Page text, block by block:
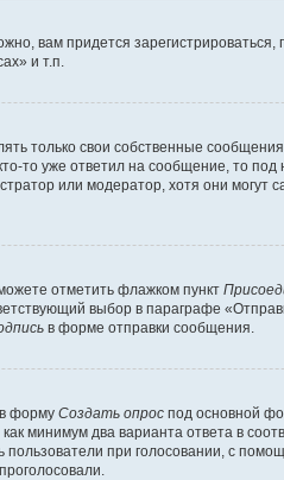
вам придется
и т.п.
только свои собственные
то уже ответил на сообщение, то
или модератор, хотя они
отметить флажком пункт
выбор в параграфе
в форме отправки сообщения.
форму Создать опрос под основной
минимум два варианта ответа в
при голосовании, с